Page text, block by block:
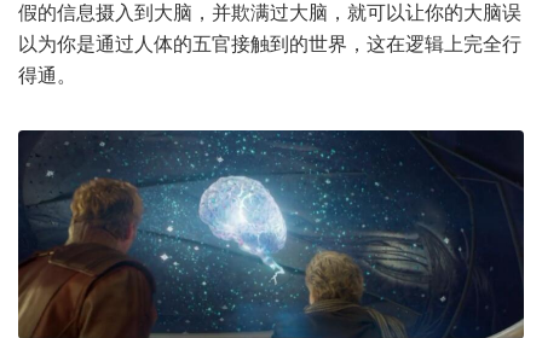
假的信息摄入到大脑，并欺满过大脑，就可以让你的大脑误
以为你是通过人体的五官接触到的世界，这在逻辑上完全行
得通。